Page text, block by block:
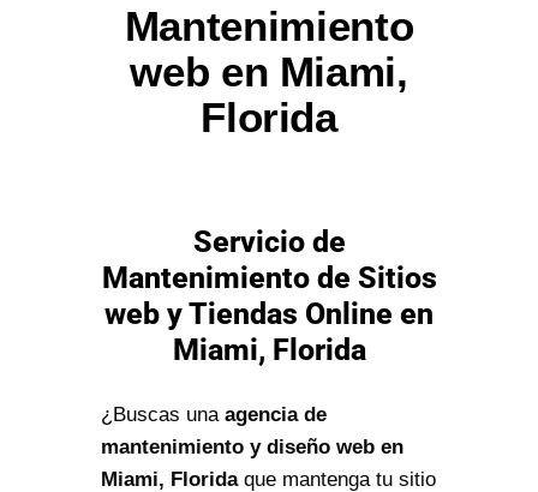
Mantenimiento
web en Miami,
Florida
Servicio de
Mantenimiento de Sitios
web y Tiendas Online en
Miami, Florida
¿Buscas una agencia de
mantenimiento y diseño web en
Miami, Floridaque mantenga tu sitio